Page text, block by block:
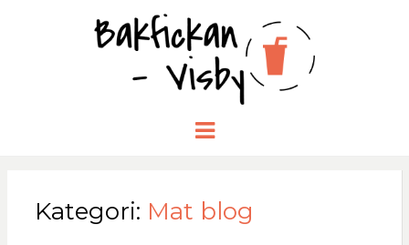
BAKFICKAN
Menu
Kategori: Mat blog